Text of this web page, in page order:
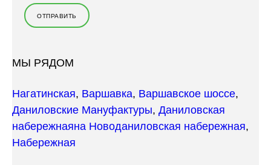
МЫ РЯДОМ
Нагатинская, Варшавка, Варшавское шоссе,
Даниловские Мануфактуры, Даниловская
набережнаяна Новоданиловская набережная,
Набережная